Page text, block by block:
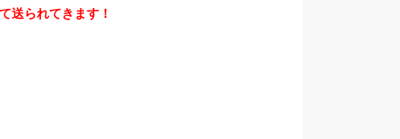
送られてきます！